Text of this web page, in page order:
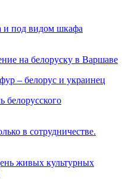
и под видом шкафа
на белоруску в Варшаве
– белорус и украинец
белорусского
в сотрудничестве.
живых культурных